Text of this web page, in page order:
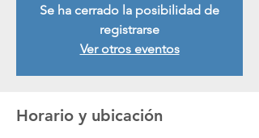
Se ha cerrado la posibilidad de
registrarse
Ver otros eventos
Horario y ubicación